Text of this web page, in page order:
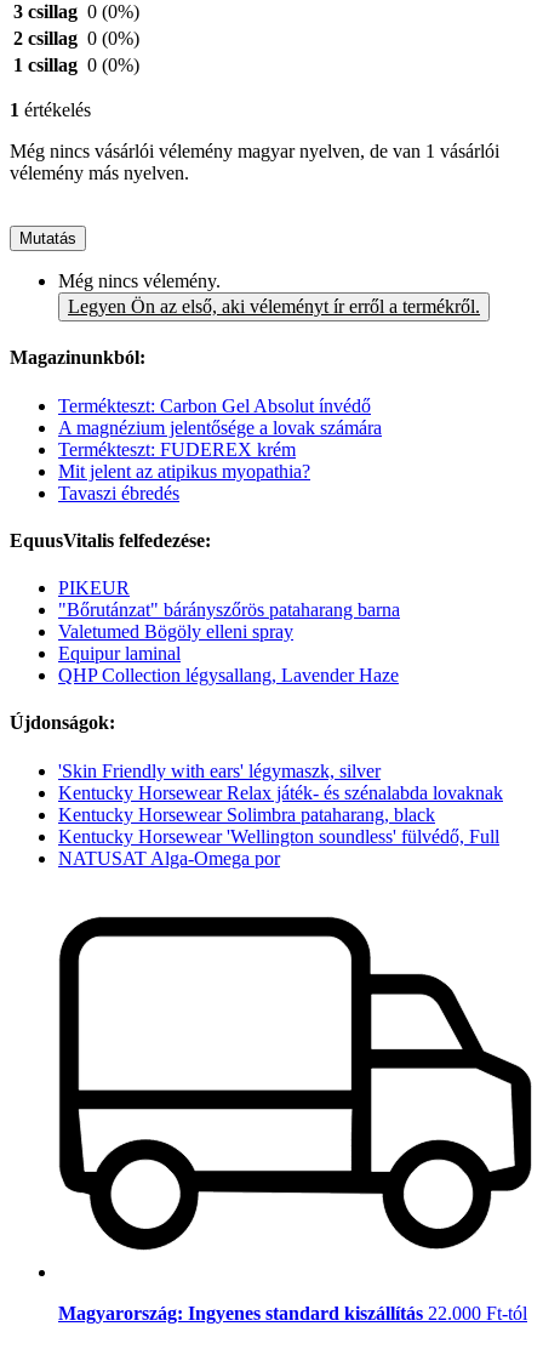
3 csillag 0 (0%)
2 csillag 0 (0%)
1 csillag 0 (0%)
1 értékelés
Még nincs vásárlói vélemény magyar nyelven, de van 1 vásárlói
vélemény más nyelven.
Mutatás
Még nincs vélemény.
Legyen Ön az első, aki véleményt ír erről a termékről.
Magazinunkból:
Termékteszt: Carbon Gel Absolut ínvédő
A magnézium jelentősége a lovak számára
Termékteszt: FUDEREX krém
Mit jelent az atipikus myopathia?
Tavaszi ébredés
EquusVitalis felfedezése:
PIKEUR
"Bőrutánzat" bárányszőrös pataharang barna
Valetumed Bögöly elleni spray
Equipur laminal
QHP Collection légysallang, Lavender Haze
Újdonságok:
'Skin Friendly with ears' légymaszk, silver
Kentucky Horsewear Relax játék- és szénalabda lovaknak
Kentucky Horsewear Solimbra pataharang, black
Kentucky Horsewear 'Wellington soundless' fülvédő, Full
NATUSAT Alga-Omega por
Magyarország: Ingyenes standard kiszállítás 22.000 Ft-tól